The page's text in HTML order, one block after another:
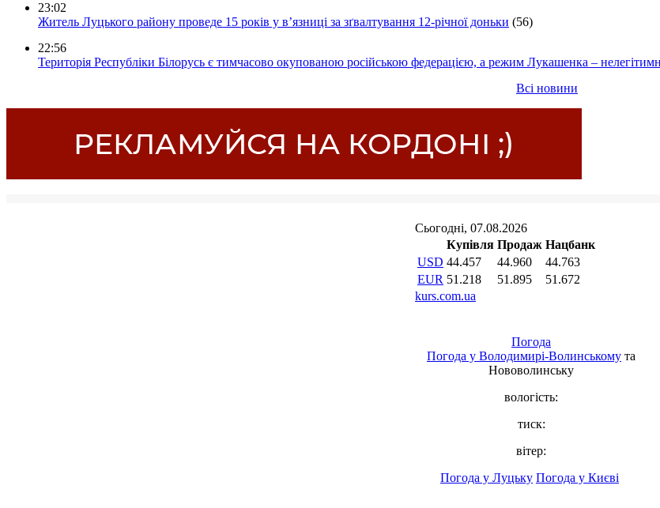
23:02
Житель Луцького району проведе 15 років у в’язниці за зґвалтування 12-річної доньки (56)
22:56
Територія Республіки Білорусь є тимчасово окупованою російською федерацією, а режим Лукашенка –
Всі новини
Погода
Погода у Володимирі-Волинському та
Нововолинську
вологість:
тиск:
вітер:
Погода у Луцьку Погода у Києві